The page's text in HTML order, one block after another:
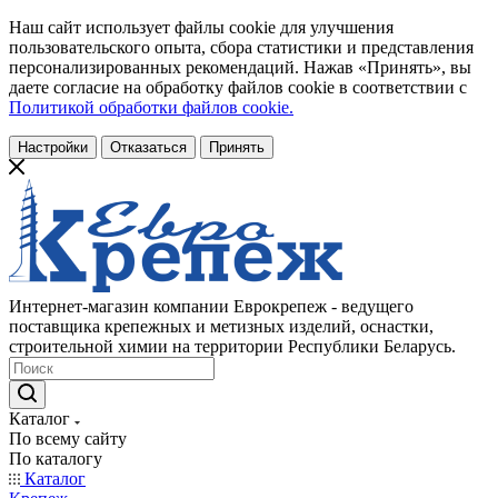
Наш сайт использует файлы cookie для улучшения
пользовательского опыта, сбора статистики и представления
персонализированных рекомендаций. Нажав «Принять», вы
даете согласие на обработку файлов cookie в соответствии с
Политикой обработки файлов cookie.
Настройки Отказаться Принять
Интернет-магазин компании Еврокрепеж - ведущего
поставщика крепежных и метизных изделий, оснастки,
строительной химии на территории Республики Беларусь.
Каталог
По всему сайту
По каталогу
Каталог